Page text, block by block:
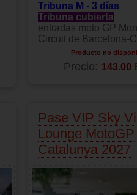
Tribuna M - 3 días
Tribuna cubierta
entradas moto GP
Circuit de Barcelona-
Producto no
Precio: 143.00
Pase VIP Sky
Lounge MotoGP
Catalunya 2027